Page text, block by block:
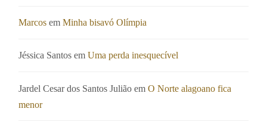
Marcos emMinha bisavó Olímpia
Jéssica Santos emUma perda inesquecível
Jardel Cesar dos Santos Julião emO Norte alagoano fica
menor